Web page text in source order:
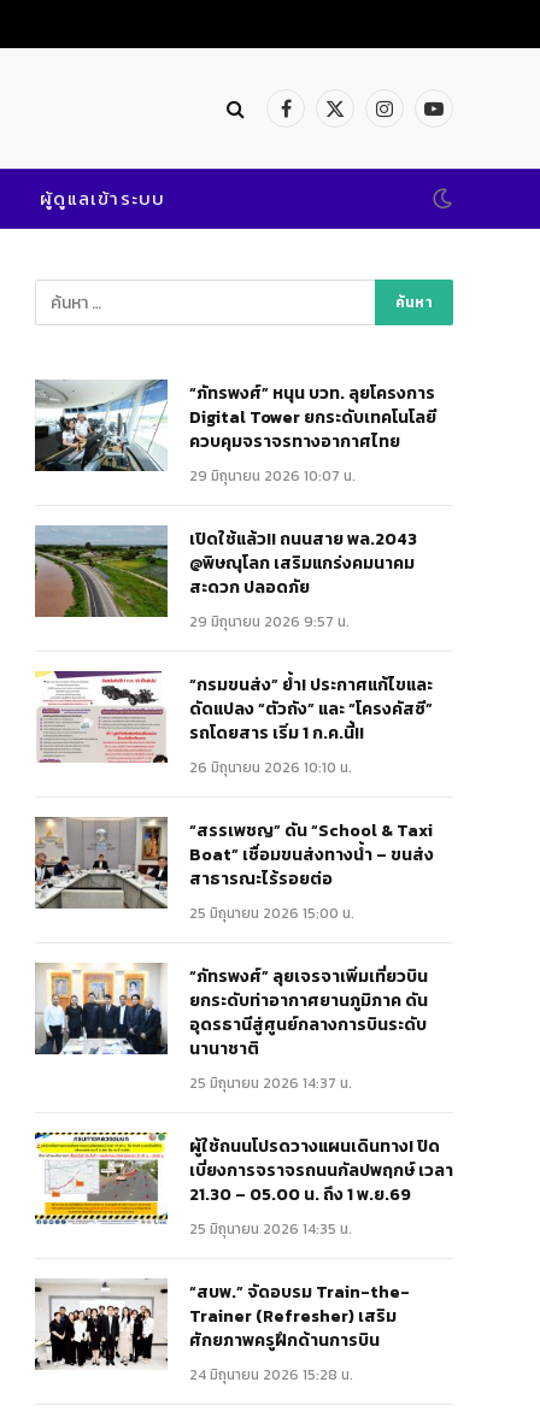
Facebook
X
InstagramYouTube
ผู้ดูแลเข้าระบบ
“ภัทรพงศ์” หนุน บวท. ลุยโครงการ
Digital Tower ยกระดับเทคโนโลยี
ควบคุมจราจรทางอากาศไทย
29 มิถุนายน 2026 10:07 น.
เปิดใช้แล้ว!! ถนนสาย พล.2043
@พิษณุโลก เสริมแกร่งคมนาคม
สะดวก ปลอดภัย
29 มิถุนายน 2026 9:57 น.
“กรมขนส่ง” ย้ำ! ประกาศแก้ไขและ
ดัดแปลง “ตัวถัง” และ “โครงคัสซี”
รถโดยสาร เริ่ม 1 ก.ค.นี้!!
26 มิถุนายน 2026 10:10 น.
“สรรเพชญ” ดัน “School & Taxi
Boat” เชื่อมขนส่งทางน้ำ – ขนส่ง
สาธารณะไร้รอยต่อ
25 มิถุนายน 2026 15:00 น.
“ภัทรพงศ์” ลุยเจรจาเพิ่มเที่ยวบิน
ยกระดับท่าอากาศยานภูมิภาค ดัน
อุดรธานีสู่ศูนย์กลางการบินระดับ
นานาชาติ
25 มิถุนายน 2026 14:37 น.
ผู้ใช้ถนนโปรดวางแผนเดินทาง! ปิด
เบี่ยงการจราจรถนนกัลปพฤกษ์ เวลา
21.30 – 05.00 น. ถึง 1 พ.ย.69
25 มิถุนายน 2026 14:35 น.
“สบพ.” จัดอบรม Train-the-
Trainer (Refresher) เสริม
ศักยภาพครูฝึกด้านการบิน
24 มิถุนายน 2026 15:28 น.